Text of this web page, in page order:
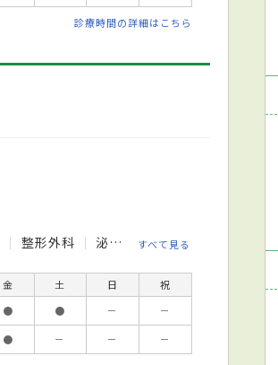
診療時間の詳細はこちら
整形外科 泌尿器科 皮膚科
すべて見る
金 土 日
祝
● ● －
－
● － － －